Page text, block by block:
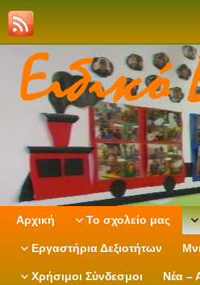
Αρχική Το σχολείο μας
Εργαστήρια Δεξιοτήτων
Χρήσιμοι Σύνδεσμοι Νέα –